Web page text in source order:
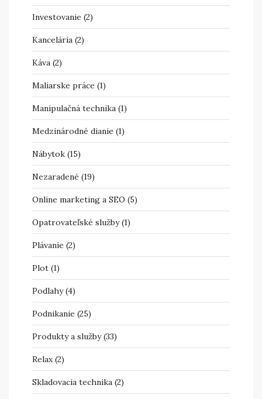
Investovanie (2)
Kancelária (2)
Káva (2)
Maliarske práce (1)
Manipulačná technika (1)
Medzinárodné dianie (1)
Nábytok (15)
Nezaradené (19)
Online marketing a SEO (5)
Opatrovateľské služby(1)
Plávanie (2)
Plot (1)
Podlahy(4)
Podnikanie (25)
Produkty a služby(33)
Relax(2)
Skladovacia technika (2)